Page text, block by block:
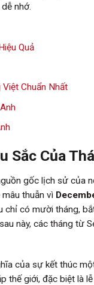
nhớ.
Quả
Chuẩn Nhất
Sắc Của
gốc lịch sử của
mâu thuẫn vì
có mười tháng,
này, các tháng từ
của sự kết thúc
thế giới, đặc biệt là